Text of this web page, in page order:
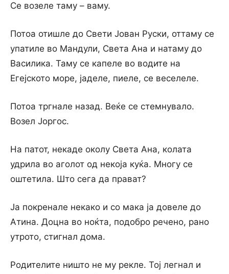
Се возеле таму – ваму.
Потоа отишле до Свети Јован Руски, оттаму се
упатиле во Мандули, Света Ана и натаму до
Василика. Таму се капеле во водите на
Егејското море, јаделе, пиеле, се веселеле.
Потоа тргнале назад. Веќе се стемнувало.
Возел Јоргос.
На патот, некаде околу Света Ана, колата
удрила во аголот од некоја куќа. Многу се
оштетила. Што сега да прават?
Ја покренале некако и со мака ја довеле до
Атина. Доцна во ноќта, подобро речено, рано
утрото, стигнал дома.
Родителите ништо не му рекле. Тој легнал и